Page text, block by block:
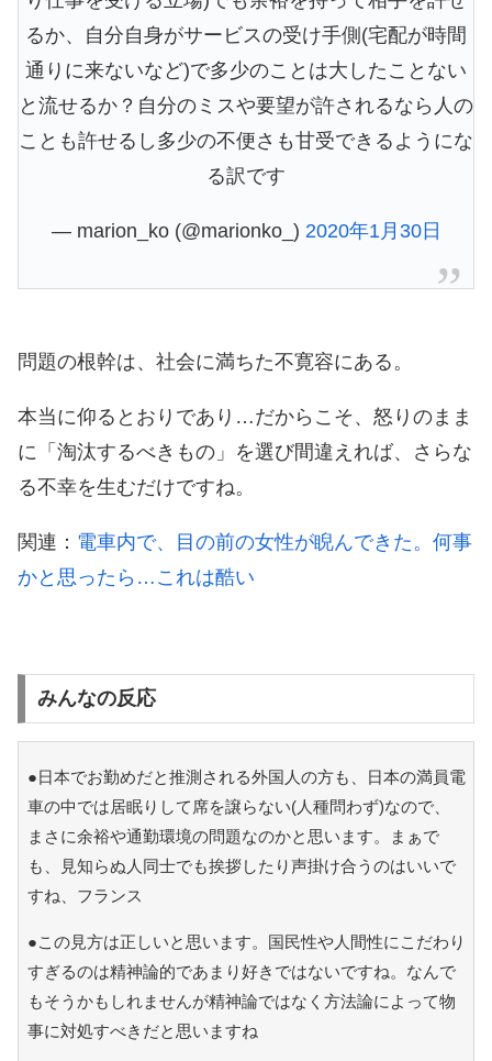
るか、自分自身がサービスの受け手側(宅配が時間
通りに来ないなど)で多少のことは大したことない
と流せるか？自分のミスや要望が許されるなら人の
ことも許せるし多少の不便さも甘受できるようにな
る訳です
— marion_ko (@marionko_) 2020年1月30日
問題の根幹は、社会に満ちた不寛容にある。
本当に仰るとおりであり…だからこそ、怒りのまま
に「淘汰するべきもの」を選び間違えれば、さらな
る不幸を生むだけですね。
関連： 電車内で、目の前の女性が睨んできた。何事
かと思ったら…これは酷い
みんなの反応
●日本でお勤めだと推測される外国人の方も、日本の満員電
車の中では居眠りして席を譲らない(人種問わず)なので、
まさに余裕や通勤環境の問題なのかと思います。まぁで
も、見知らぬ人同士でも挨拶したり声掛け合うのはいいで
すね、フランス
●この見方は正しいと思います。国民性や人間性にこだわり
すぎるのは精神論的であまり好きではないですね。なんで
もそうかもしれませんが精神論ではなく方法論によって物
事に対処すべきだと思いますね